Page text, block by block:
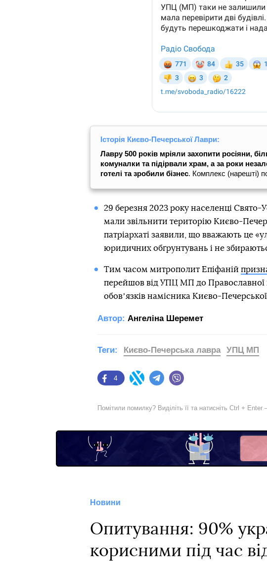
Історія Києво-Печерської Лаври:
Лавру 500 років мріяли захопити росіяни,
комуналки та підірвали храм, а за роки
готелі та зробили бізнес. Комплекс (нарешті)
29 березня 2023 року населенці
мали звільнити територію Києво-
патріархаті заявили, що вважають це
юридичних обґрунтувань і не
Тим часом митрополит Епіфаній
перейшов від УПЦ МП до Православної
обовʼязків намісника Києво-
Автор: Ангеліна Шеремет
Facebook
4
Twitter Telegram
Теги: Києво-Печерська лавра УПЦ МП
Помітили помилку? Виділіть її та натисніть Ctrl + Enter
Новини
Опитування: 90%
корисними під час